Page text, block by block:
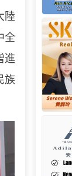
陸
全
進
族